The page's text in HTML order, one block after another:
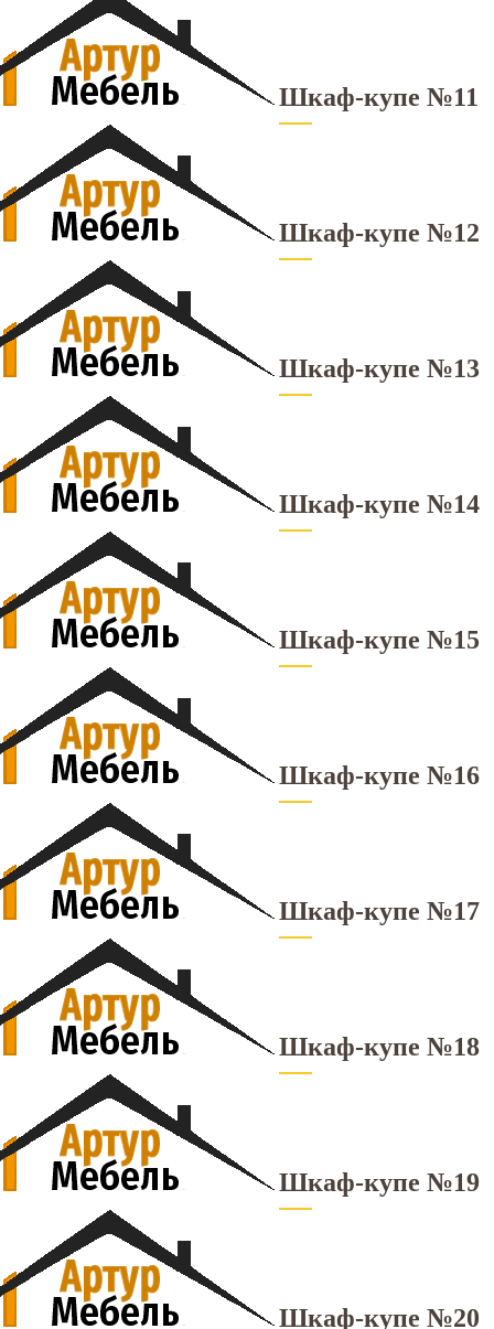
Шкаф-купе №11
Шкаф-купе №12
Шкаф-купе №13
Шкаф-купе №14
Шкаф-купе №15
Шкаф-купе №16
Шкаф-купе №17
Шкаф-купе №18
Шкаф-купе №19
Шкаф-купе №20